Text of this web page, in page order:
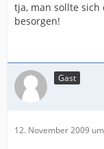
tja, man sollte
besorgen!
Gast
12. November 2009